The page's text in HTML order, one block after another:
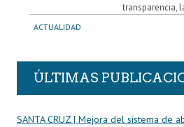
transparencia,
ACTUALIDAD
ÚLTIMAS
SANTA CRUZ | Mejora del sistema de